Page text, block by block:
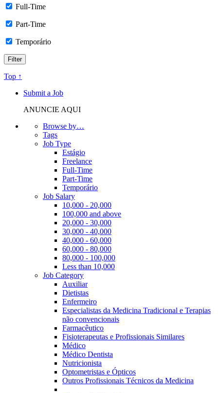
Full-Time
Part-Time
Temporário
Top ↑
Submit a Job
ANUNCIE AQUI
Browse by…
Tags
Job Type
Estágio
Freelance
Full-Time
Part-Time
Temporário
Job Salary
10,000 - 20,000
100,000 and above
20,000 - 30,000
30,000 - 40,000
40,000 - 60,000
60,000 - 80,000
80,000 - 100,000
Less than 10,000
Job Category
Auxiliar
Dietistas
Enfermeiro
Especialistas da Medicina Tradicional e Terapias
não convencionais
Farmacêutico
Fisioterapeutas e Profissionais Similares
Médico
Médico Dentista
Nutricionista
Optometristas e Ópticos
Outros Profissionais Técnicos da Medicina